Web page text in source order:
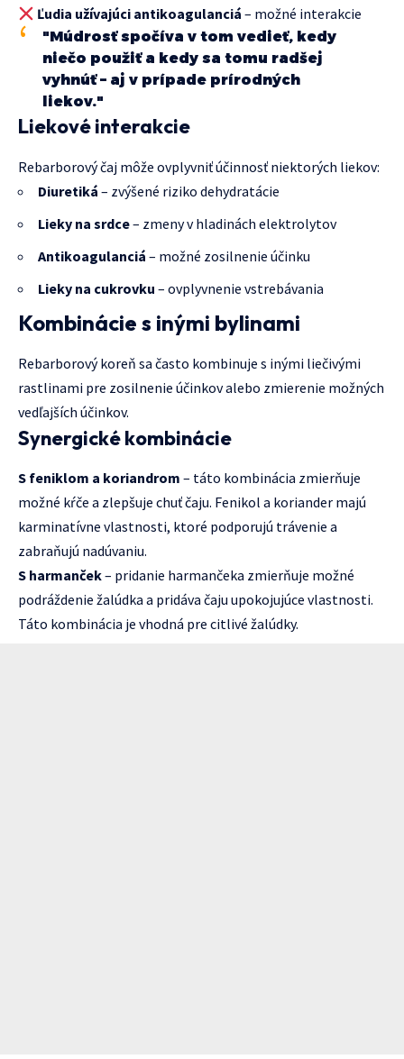
Ľudia užívajúci antikoagulanciá – možné interakcie
"Múdrosť spočíva v tom vedieť, kedy
niečo použiť a kedy sa tomu radšej
vyhnúť – aj v prípade prírodných
liekov."
Liekové interakcie
Rebarborový čaj môže ovplyvniť účinnosť niektorých liekov:
Diuretiká – zvýšené riziko dehydratácie
Lieky na srdce– zmeny v hladinách elektrolytov
Antikoagulanciá – možné zosilnenie účinku
Lieky na cukrovku – ovplyvnenie vstrebávania
Kombinácie s inými bylinami
Rebarborový koreň sa často kombinuje s inými liečivými
rastlinami pre zosilnenie účinkov alebo zmierenie možných
vedľajších účinkov.
Synergické kombinácie
S feniklom a koriandrom – táto kombinácia zmierňuje
možné kŕče a zlepšuje chuť čaju. Fenikol a koriander majú
karminatívne vlastnosti, ktoré podporujú trávenie a
zabraňujú nadúvaniu.
S harmanček– pridanie harmančeka zmierňuje možné
podráždenie žalúdka a pridáva čaju upokojujúce vlastnosti.
Táto kombinácia je vhodná pre citlivé žalúdky.